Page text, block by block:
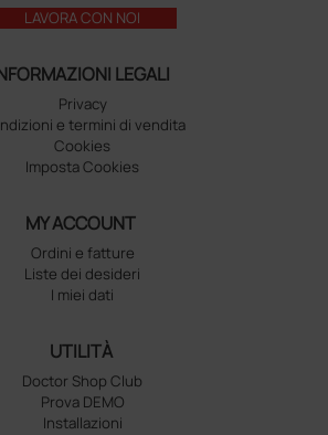
LAVORA CON NOI
LEGALI
Privacy
e termini di vendita
Cookies
Imposta Cookies
MY ACCOUNT
Ordini e fatture
Liste dei desideri
I miei dati
UTILITÀ
Doctor Shop Club
Prova DEMO
Installazioni